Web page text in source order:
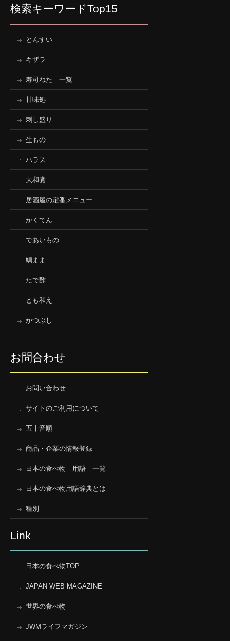
検索キーワードTop15
とんすい
キザラ
寿司ねた 一覧
甘味処
刺し盛り
生もの
ハラス
大和煮
居酒屋の定番メニュー
かくてん
であいもの
鯛まま
たで酢
とも和え
かつぶし
お問合わせ
お問い合わせ
サイトのご利用について
五十音順
商品・企業の情報登録
日本の食べ物 用語 一覧
日本の食べ物用語辞典とは
種別
Link
日本の食べ物TOP
JAPAN WEB MAGAZINE
世界の食べ物
JWMライフマガジン